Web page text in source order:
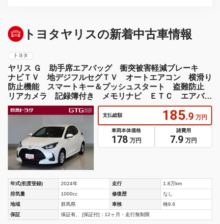
トヨタヤリスの新着中古車情報
トヨタ
ヤリス Ｇ 助手席エアバッグ 衝突被害軽減ブレーキ
ナビＴＶ 地デジフルセグＴＶ オートエアコン 横滑り
防止機能 スマートキー＆プッシュスタート 盗難防止
リアカメラ 記録簿付き メモリナビ ＥＴＣ エアバッ
グ
支払総額 185.9 万円
車両本体価格
178 万円
諸費用
7.9 万円
年式(初度登録) 2024年 走行
1.8万km
排気量
1000cc 修復歴
なし
地域
群馬県 車検
検9.6
保証
保証有。 [保証付]：12ヶ月・走行無制限